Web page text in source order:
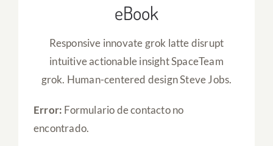
eBook
Responsive innovate grok latte disrupt
intuitive actionable insight SpaceTeam
grok. Human-centered design Steve Jobs.
Error: Formulario de contacto no
encontrado.